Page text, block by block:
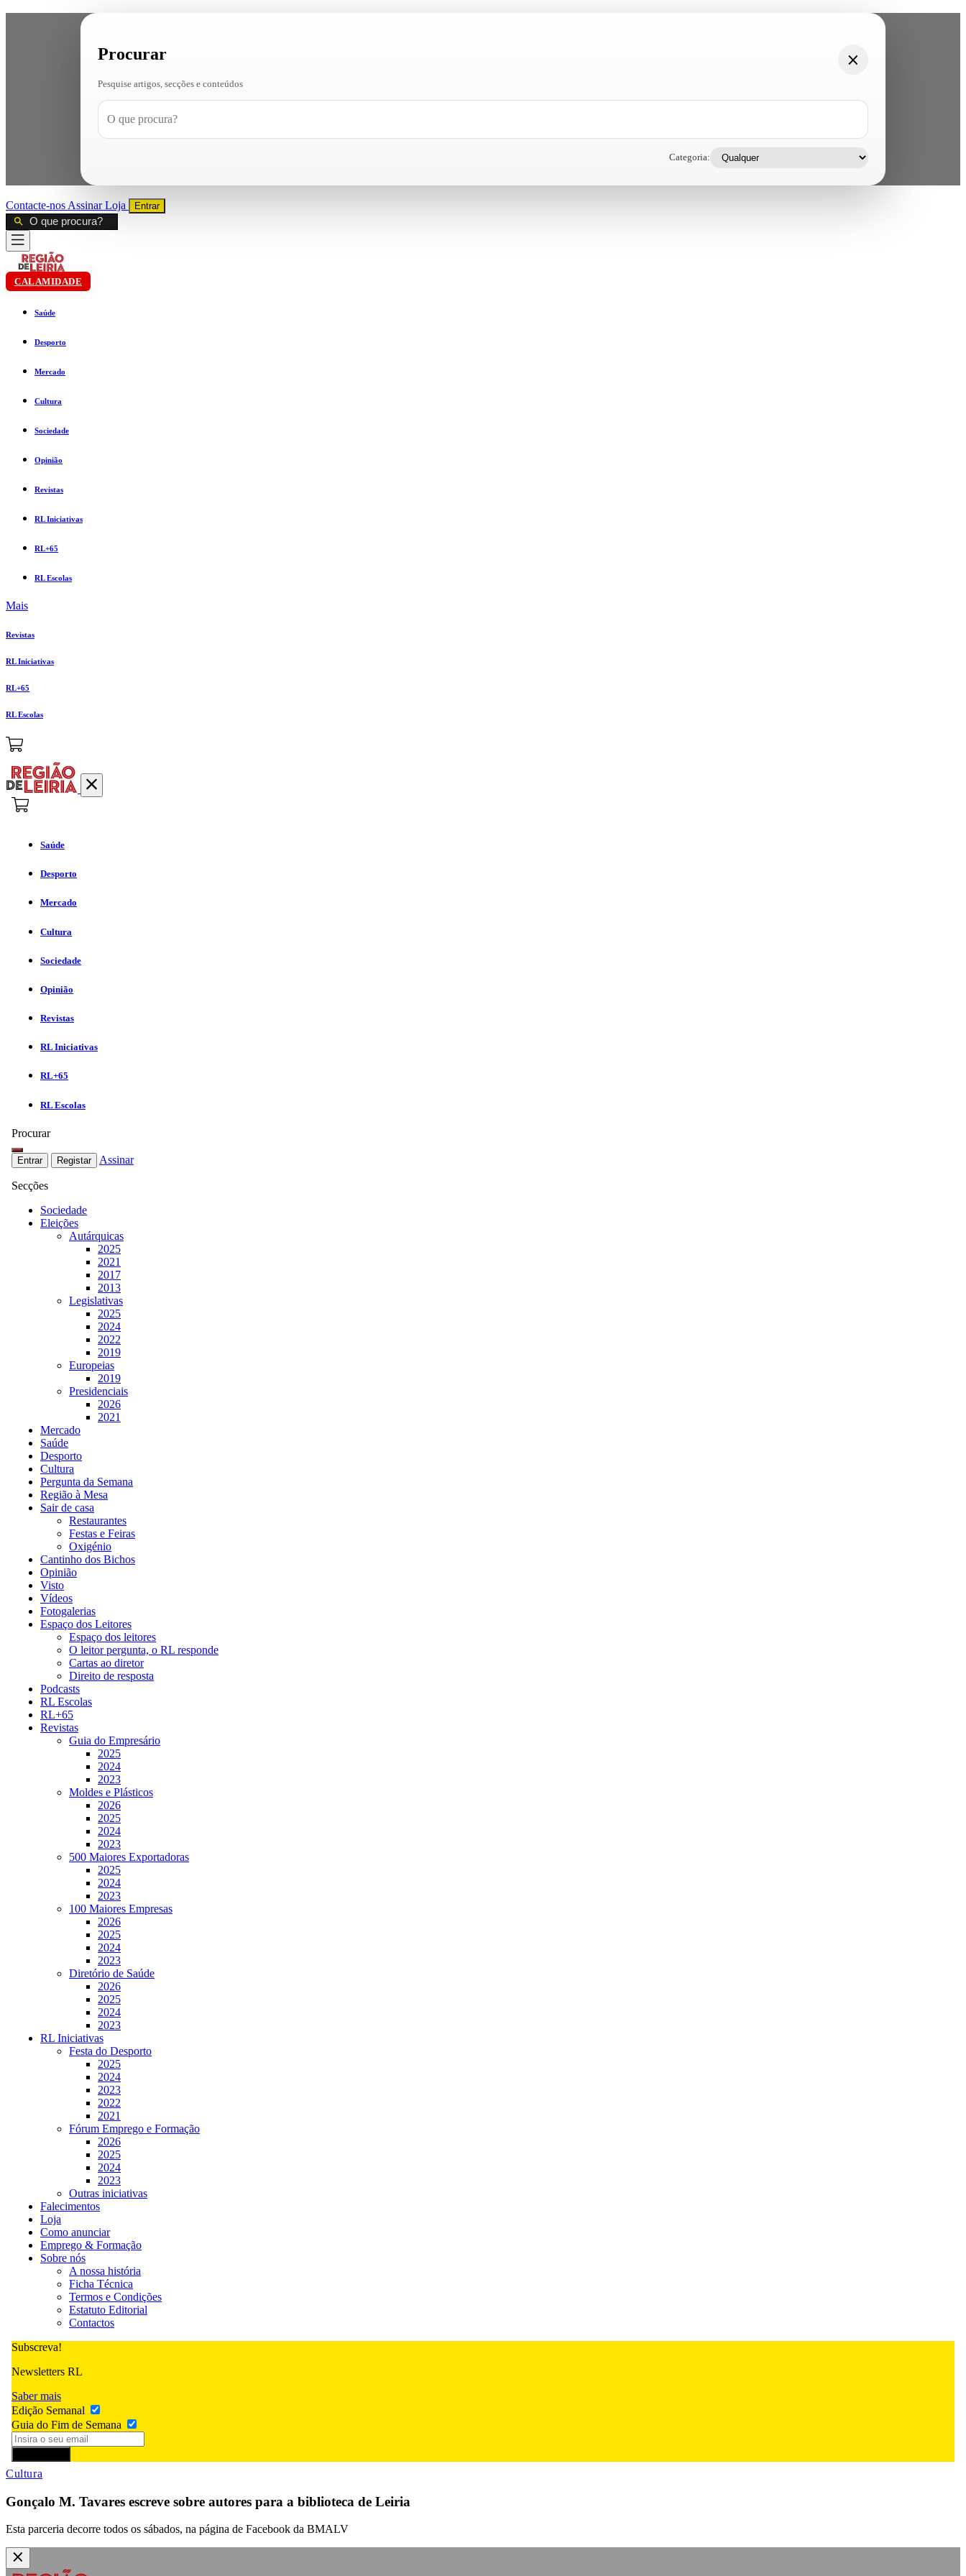
Procurar
Pesquise artigos, secções e conteúdos
Categoria:
Contacte-nos AssinarLoja Entrar
CALAMIDADE
Saúde
Desporto
Mercado
Cultura
Sociedade
Opinião
Revistas
RL Iniciativas
RL+65
RL Escolas
Mais
Revistas
RL Iniciativas
RL+65
RL Escolas
Saúde
Desporto
Mercado
Cultura
Sociedade
Opinião
Revistas
RL Iniciativas
RL+65
RL Escolas
Procurar
Entrar Registar Assinar
Secções
Sociedade
Eleições
Autárquicas
2025
2021
2017
2013
Legislativas
2025
2024
2022
2019
Europeias
2019
Presidenciais
2026
2021
Mercado
Saúde
Desporto
Cultura
Pergunta da Semana
Região à Mesa
Sair de casa
Restaurantes
Festas e Feiras
Oxigénio
Cantinho dos Bichos
Opinião
Visto
Vídeos
Fotogalerias
Espaço dos Leitores
Espaço dos leitores
O leitor pergunta, o RL responde
Cartas ao diretor
Direito de resposta
Podcasts
RL Escolas
RL+65
Revistas
Guia do Empresário
2025
2024
2023
Moldes e Plásticos
2026
2025
2024
2023
500 Maiores Exportadoras
2025
2024
2023
100 Maiores Empresas
2026
2025
2024
2023
Diretório de Saúde
2026
2025
2024
2023
RL Iniciativas
Festa do Desporto
2025
2024
2023
2022
2021
Fórum Emprego e Formação
2026
2025
2024
2023
Outras iniciativas
Falecimentos
Loja
Como anunciar
Emprego & Formação
Sobre nós
A nossa história
Ficha Técnica
Termos e Condições
Estatuto Editorial
Contactos
Subscreva!
Newsletters RL
Saber mais
Edição Semanal
Guia do Fim de Semana
Cultura
Gonçalo M. Tavares escreve sobre autores para a biblioteca de Leiria
Esta parceria decorre todos os sábados, na página de Facebook da BMALV